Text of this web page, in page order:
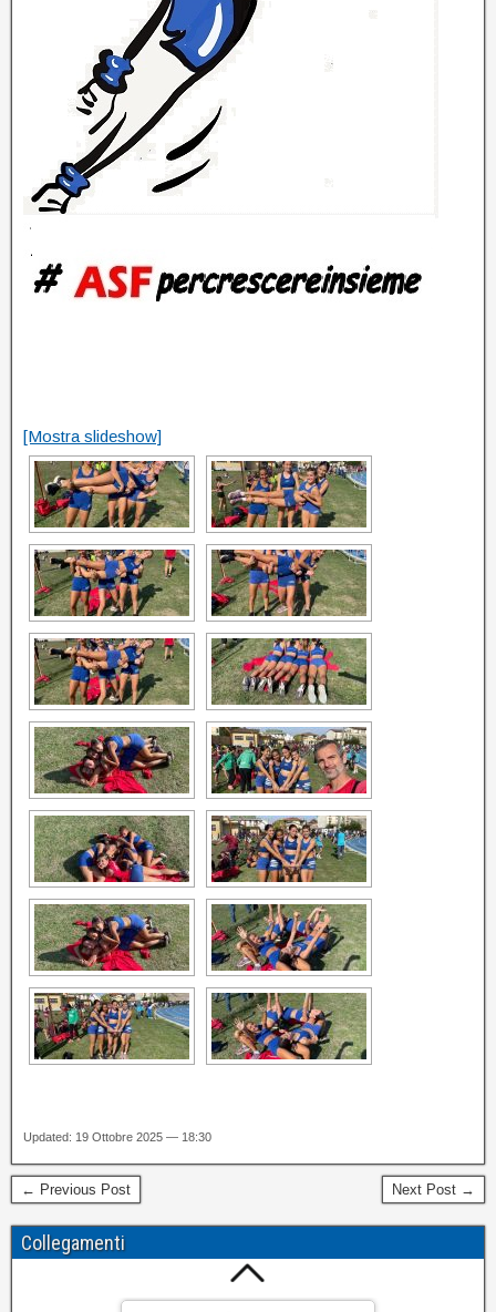
[Mostra slideshow]
Updated: 19 Ottobre 2025 — 18:30
← Previous Post Next Post →
Collegamenti